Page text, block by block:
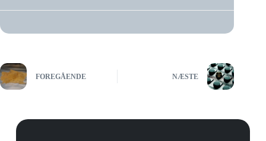
FOREGÅENDE NÆSTE